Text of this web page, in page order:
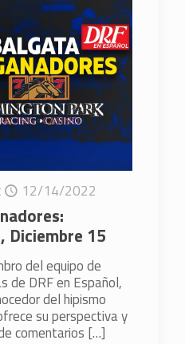
12/14/2022
Diciembre 15
del equipo de
de DRF en Español,
del hipismo
su perspectiva y
comentarios […]